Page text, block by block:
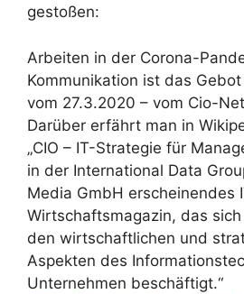
gestoßen:
Arbeiten in der Corona-
Kommunikation ist das
vom 27.3.2020 – vom Cio-
Darüber erfährt man in
„CIO – IT-Strategie für
in der International Data
Media GmbH erscheinendes
Wirtschaftsmagazin, das
den wirtschaftlichen und
Aspekten des
Unternehmen beschäftigt.“